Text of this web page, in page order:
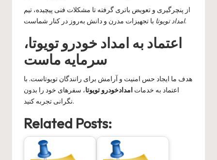
از پنچرگیری و تعویض باتری گرفته تا مشکلات فنی پیچیده، تیم
امداد تویوتابا تجهیزات مدرن و دانش به‌روز در کنار شماست.
اعتماد به امداد خودرو تویوتا،
سرمایه ماست
هدف ما ایجاد حس امنیت و آرامش برای رانندگان تویوتاست. با
اعتماد به خدمات امدادخودرو تویوتا، سفرهای خود را بدون
نگرانی تجربه کنید.
Related Posts: